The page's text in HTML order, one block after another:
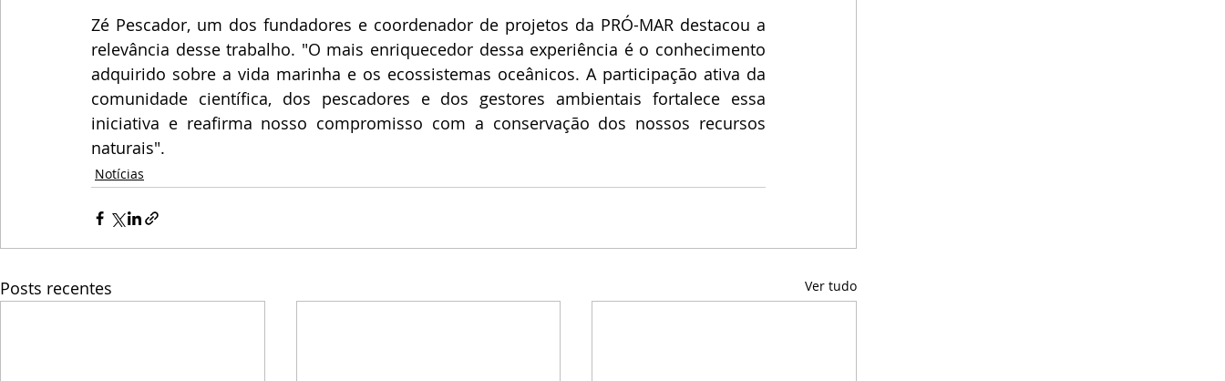
Zé Pescador, um dos fundadores e coordenador de projetos da PRÓ-MAR destacou a
relevância desse trabalho. "O mais enriquecedor dessa experiência é o conhecimento
adquirido sobre a vida marinha e os ecossistemas oceânicos. A participação ativa da
comunidade científica, dos pescadores e dos gestores ambientais fortalece essa
iniciativa e reafirma nosso compromisso com a conservação dos nossos recursos
naturais".
Notícias
Posts recentes Ver tudo